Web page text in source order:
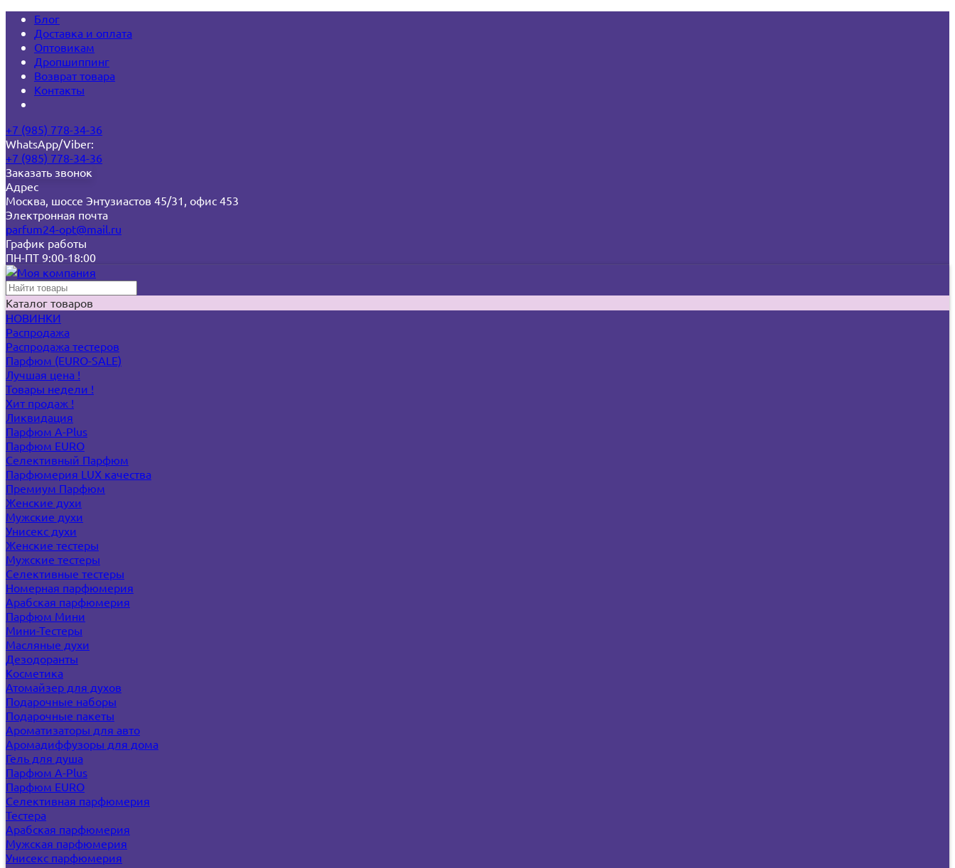
Блог
Доставка и оплата
Оптовикам
Дропшиппинг
Возврат товара
Контакты
+7 (985) 778-34-36
WhatsApp/Viber:
+7 (985) 778-34-36
Заказать звонок
Адрес
Москва, шоссе Энтузиастов 45/31, офис 453
Электронная почта
parfum24-opt@mail.ru
График работы
ПН-ПТ 9:00-18:00
Каталог товаров
НОВИНКИ
Распродажа
Распродажа тестеров
Парфюм (EURO-SALE)
Лучшая цена !
Товары недели !
Хит продаж !
Ликвидация
Парфюм A-Plus
Парфюм EURO
Селективный Парфюм
Парфюмерия LUX качества
Премиум Парфюм
Женские духи
Мужские духи
Унисекс духи
Женские тестеры
Мужские тестеры
Селективные тестеры
Номерная парфюмерия
Арабская парфюмерия
Парфюм Мини
Мини-Тестеры
Масляные духи
Дезодоранты
Косметика
Атомайзер для духов
Подарочные наборы
Подарочные пакеты
Ароматизаторы для авто
Аромадиффузоры для дома
Гель для душа
Парфюм A-Plus
Парфюм EURO
Селективная парфюмерия
Тестера
Арабская парфюмерия
Мужская парфюмерия
Унисекс парфюмерия